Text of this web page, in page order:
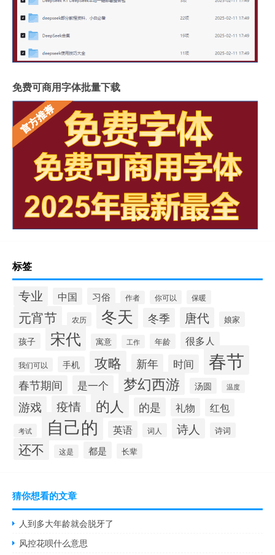
免费可商用字体批量下载
标签
专业 中国 习俗 作者 你可以 保暖
元宵节 农历 冬天 冬季 唐代 娘家
孩子 宋代 寓意 工作 年龄 很多人
我们可以 手机 攻略 新年 时间 春节
春节期间 是一个 梦幻西游 汤圆 温度
游戏 疫情 的人 的是 礼物 红包
考试 自己的 英语 词人 诗人 诗词
还不 这是 都是 长辈
猜你想看的文章
人到多大年龄就会脱牙了
风控花呗什么意思